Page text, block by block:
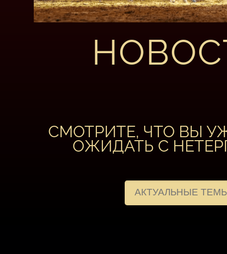
СМОТРИТЕ, ЧТО ВЫ
ОЖИДАТЬ С
АКТУАЛЬНЫЕ ТЕМЫ